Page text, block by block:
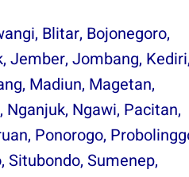
, Blitar, Bojonegoro,
, Jember, Jombang, Kediri
, Madiun, Magetan,
, Nganjuk, Ngawi, Pacitan,
, Ponorogo,
, Situbondo, Sumenep,